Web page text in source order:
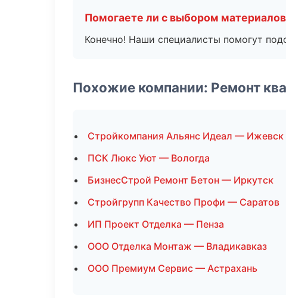
Помогаете ли с выбором
Конечно! Наши специалисты помогут
Похожие компании: Ремонт
Стройкомпания Альянс Идеал — Ижевск
ПСК Люкс Уют — Вологда
БизнесСтрой Ремонт Бетон — Иркутск
Стройгрупп Качество Профи — Саратов
ИП Проект Отделка — Пенза
ООО Отделка Монтаж — Владикавказ
ООО Премиум Сервис — Астрахань